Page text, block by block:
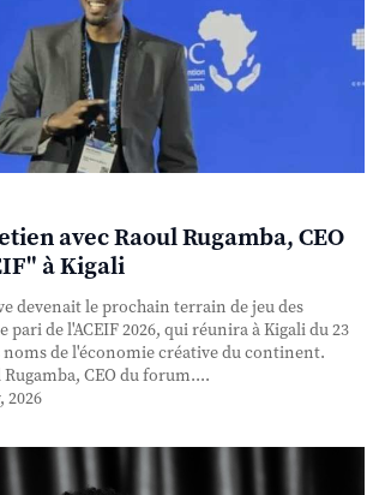
avec Raoul Rugamba, CEO
à Kigali
devenait le prochain terrain de jeu des
pari de l'ACEIF 2026, qui réunira à Kigali du 23
noms de l'économie créative du continent.
CEO du forum....
2026